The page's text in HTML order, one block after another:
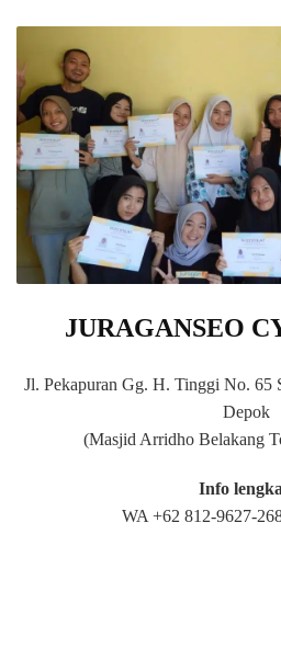
JURAGANSEO
Jl. Pekapuran Gg. H. Tinggi No. 65
Depok
(Masjid Arridho Belakang
Info
WA +62 812-9627-